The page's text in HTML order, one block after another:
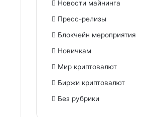
Новости майнинга
Пресс-релизы
Блокчейн мероприятия
Новичкам
Мир криптовалют
Биржи криптовалют
Без рубрики